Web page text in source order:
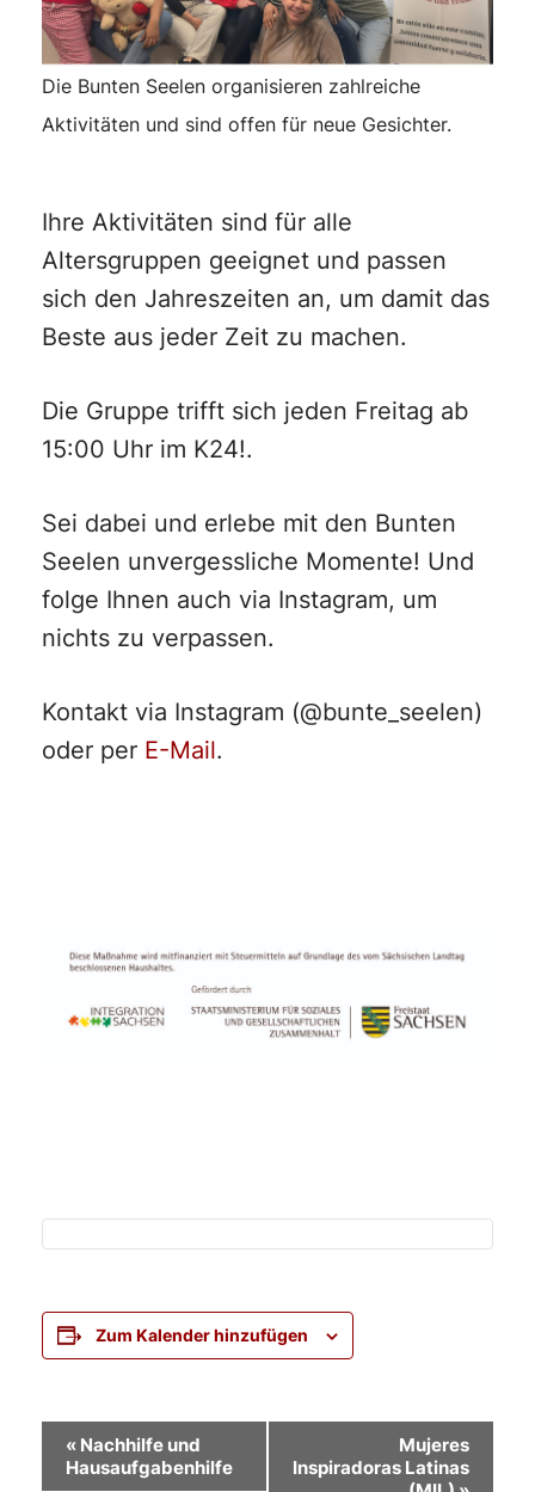
Die Bunten Seelen organisieren zahlreiche
Aktivitäten und sind offen für neue Gesichter.
Ihre Aktivitäten sind für alle
Altersgruppen geeignet und passen
sich den Jahreszeiten an, um damit das
Beste aus jeder Zeit zu machen.
Die Gruppe trifft sich jeden Freitag ab
15:00 Uhr im K24!.
Sei dabei und erlebe mit den Bunten
Seelen unvergessliche Momente! Und
folge Ihnen auch via Instagram, um
nichts zu verpassen.
Kontakt via Instagram (@bunte_seelen)
oder per E-Mail.
Zum Kalender hinzufügen
Veranstaltung-
Navigation
« Nachhilfe und
Hausaufgabenhilfe
Mujeres
Inspiradoras Latinas